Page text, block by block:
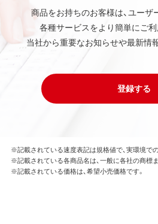
商品をお持ちのお客様は、ユー
各種サービスをより簡単にご利
当社から重要なお知らせや最新情
登録する
※記載されている速度表記は規格値で、実環境で
※記載されている各商品名は、一般に各社の商標
※記載されている価格は、希望小売価格です。